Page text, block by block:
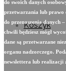
Koszyk
do swoich danych
przetwarzania lub prawo
do przenoszenia danych
chwili będziesz mógł
dane są przetwarzane
organu nadzorczego.
newslettera lub realizacji